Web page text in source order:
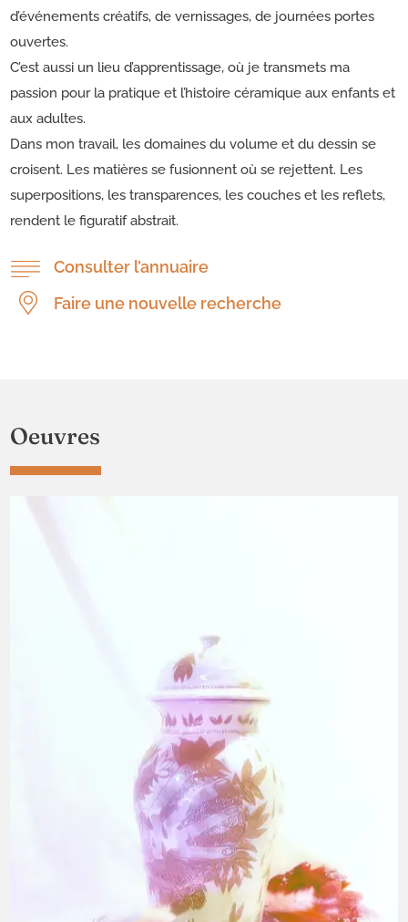
d’événements créatifs, de vernissages, de journées portes
ouvertes.
C’est aussi un lieu d’apprentissage, où je transmets ma
passion pour la pratique et l’histoire céramique aux enfants et
aux adultes.
Dans mon travail, les domaines du volume et du dessin se
croisent. Les matières se fusionnent où se rejettent. Les
superpositions, les transparences, les couches et les reflets,
rendent le figuratif abstrait.
Consulter l’annuaire
Faire une nouvelle recherche
Oeuvres